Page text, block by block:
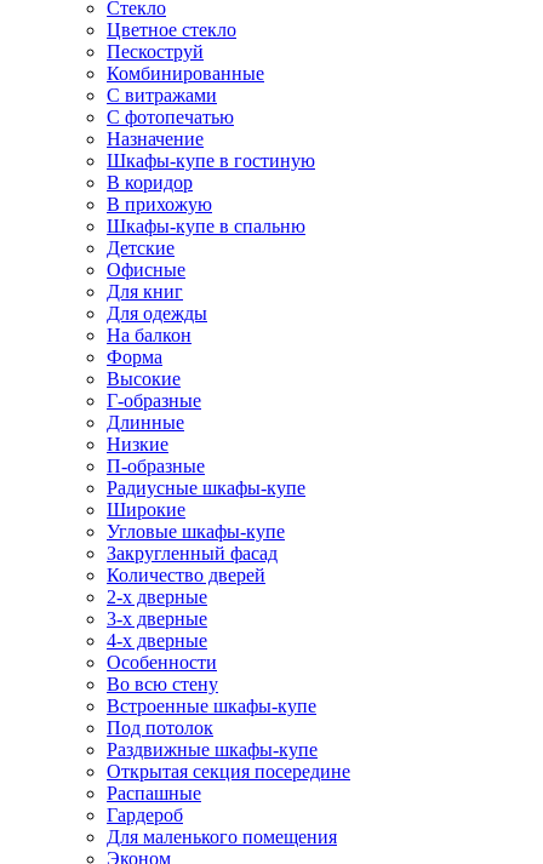
Стекло
Цветное стекло
Пескоструй
Комбинированные
С витражами
С фотопечатью
Назначение
Шкафы-купе в гостиную
В коридор
В прихожую
Шкафы-купе в спальню
Детские
Офисные
Для книг
Для одежды
На балкон
Форма
Высокие
Г-образные
Длинные
Низкие
П-образные
Радиусные шкафы-купе
Широкие
Угловые шкафы-купе
Закругленный фасад
Количество дверей
2-х дверные
3-х дверные
4-х дверные
Особенности
Во всю стену
Встроенные шкафы-купе
Под потолок
Раздвижные шкафы-купе
Открытая секция посередине
Распашные
Гардероб
Для маленького помещения
Эконом